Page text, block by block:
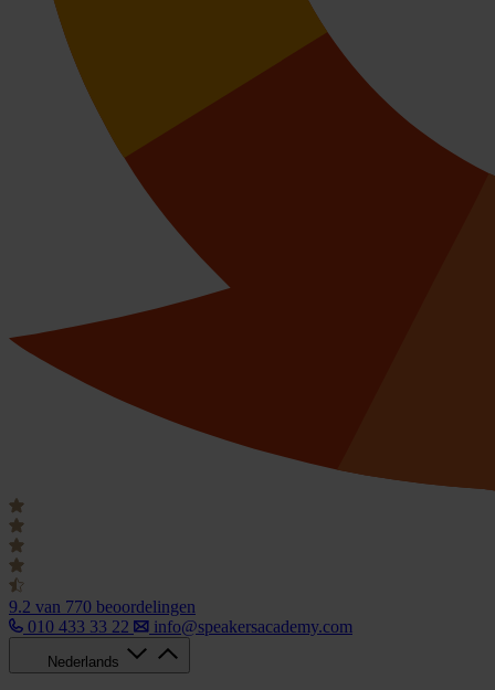
9.2 van 770 beoordelingen
010 433 33 22
info@speakersacademy.com
Nederlands